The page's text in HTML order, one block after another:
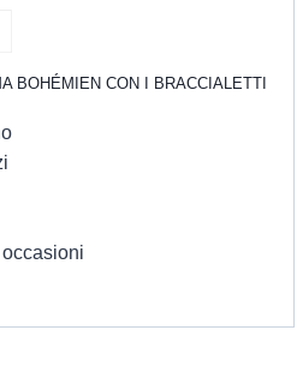
BOHÉMIEN CON I BRACCIALETTI